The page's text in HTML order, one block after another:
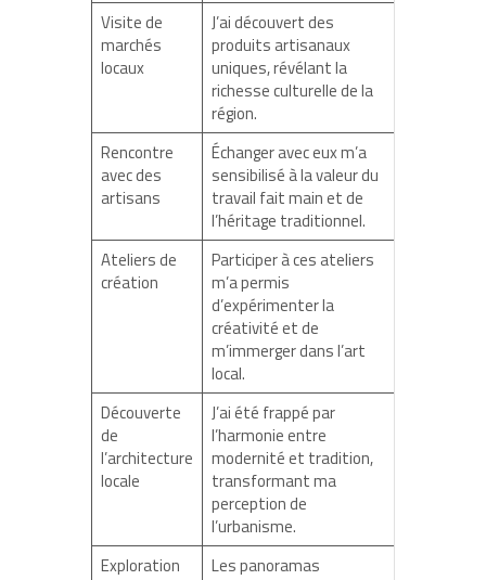
Visite de
marchés
locaux
J’ai découvert des
produits artisanaux
uniques, révélant la
richesse culturelle de la
région.
Rencontre
avec des
artisans
Échanger avec eux m’a
sensibilisé à la valeur du
travail fait main et de
l’héritage traditionnel.
Ateliers de
création
Participer à ces ateliers
m’a permis
d’expérimenter la
créativité et de
m’immerger dans l’art
local.
Découverte
de
l’architecture
locale
J’ai été frappé par
l’harmonie entre
modernité et tradition,
transformant ma
perception de
l’urbanisme.
Exploration
Les panoramas